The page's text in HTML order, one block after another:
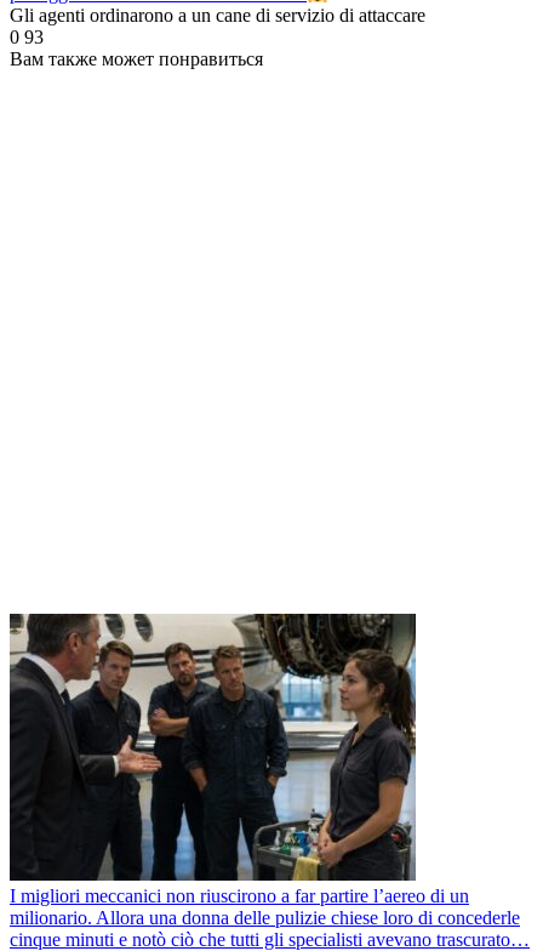
Gli agenti ordinarono a un cane di servizio di attaccare
0 93
Вам также может понравиться
I migliori meccanici non riuscirono a far partire l’aereo di un
milionario. Allora una donna delle pulizie chiese loro di concederle
cinque minuti e notò ciò che tutti gli specialisti avevano trascurato…